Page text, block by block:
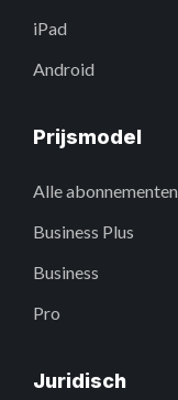
iPad
Android
Prijsmodel
Alle abonnementen
Business Plus
Business
Pro
Juridisch